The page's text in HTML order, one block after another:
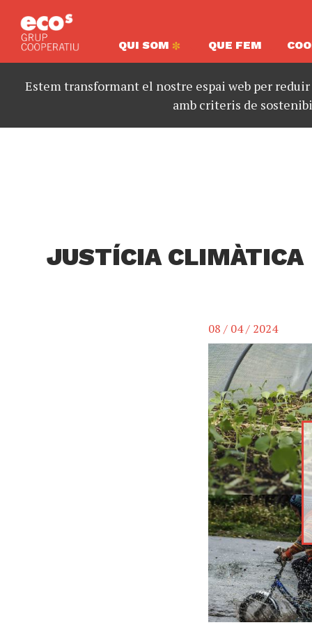
QUI SOM QUE FEM
Estem transformant el nostre espai web per
amb criteris de
JUSTÍCIA CLIMÀTICA
08 / 04 / 2024